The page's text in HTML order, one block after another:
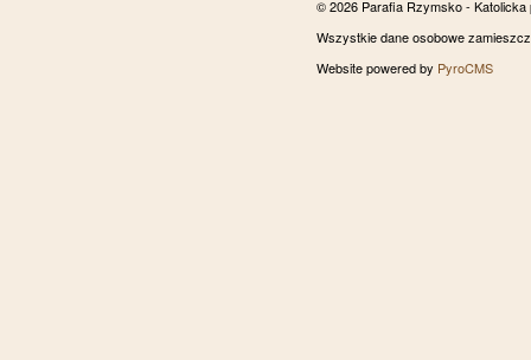
© 2026 Parafia Rzymsko -
Wszystkie dane osobowe
Website powered by PyroCMS